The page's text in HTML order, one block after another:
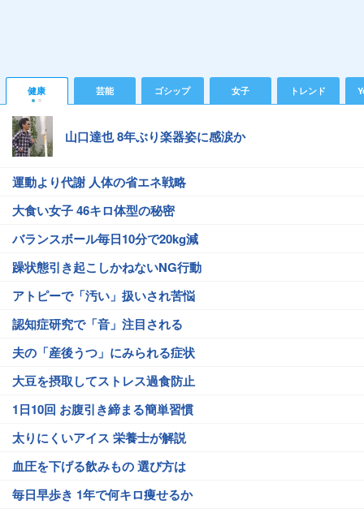
健康 芸能 ゴシップ 女子 トレンド
山口達也 8年ぶり楽器姿に感涙か
運動より代謝 人体の省エネ戦略
大食い女子 46キロ体型の秘密
バランスボール毎日10分で20kg減
躁状態引き起こしかねないNG行動
アトピーで「汚い」扱いされ苦悩
認知症研究で「音」注目される
夫の「産後うつ」にみられる症状
大豆を摂取してストレス過食防止
1日10回 お腹引き締まる簡単習慣
太りにくいアイス 栄養士が解説
血圧を下げる飲みもの 選び方は
毎日早歩き 1年で何キロ痩せるか